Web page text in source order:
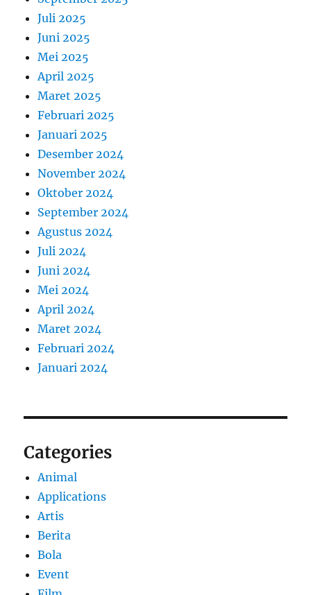
Juli 2025
Juni 2025
Mei 2025
April 2025
Maret 2025
Februari 2025
Januari 2025
Desember 2024
November 2024
Oktober 2024
September 2024
Agustus 2024
Juli 2024
Juni 2024
Mei 2024
April 2024
Maret 2024
Februari 2024
Januari 2024
Categories
Animal
Applications
Artis
Berita
Bola
Event